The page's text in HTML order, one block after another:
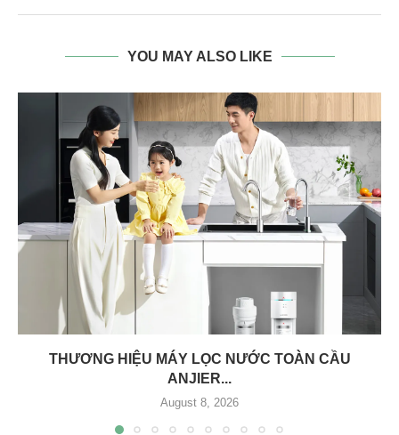
YOU MAY ALSO LIKE
THƯƠNG HIỆU MÁY LỌC NƯỚC TOÀN CẦU
ANJIER...
August 8, 2026